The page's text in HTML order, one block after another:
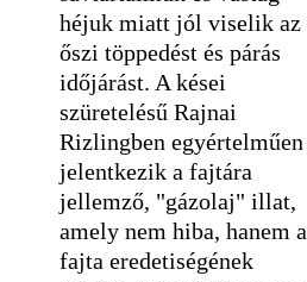
héjuk miatt jól viselik az
őszi töppedést és párás
időjárást. A kései
szüretelésű Rajnai
Rizlingben egyértelműen
jelentkezik a fajtára
jellemző, "gázolaj" illat,
amely nem hiba, hanem a
fajta eredetiségének